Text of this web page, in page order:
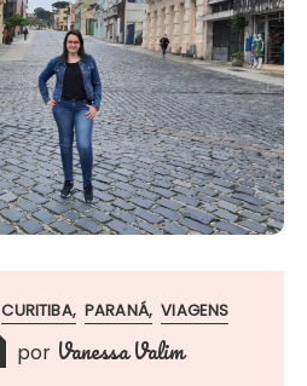
CURITIBA PARANÁ VIAGENS
por Vanessa Valim